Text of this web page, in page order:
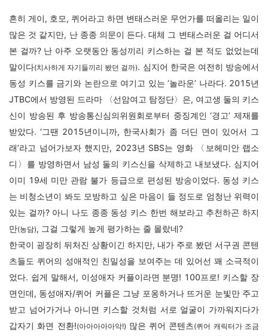
흔히 게이, 호모, 퀴어라고 하면 변태스러운 무언가를 떠올리는 일이
많은 것 같지만, 난 종종 의문이 든다. 대체 그 변태스러운 걸 어디서
본 걸까? 난 아주 오랫동안 동성끼리 키스하는 걸 본 적도 없었는데
말이다(치사하게 자기들끼리 봤던 걸까). 심지어 한국은 여전히 방송에서
동성 키스를 금기와 논란으로 여기고 있는 ‘놀라운’ 나라다. 2015년
JTBC에서 방영된 드라마 〈선암여고 탐정단〉은, 여고생 둘의 키스
신이 방송된 후 방송통신심의위원회로부터 중징계인 ‘경고’ 제재를
받았다. ‘그땐 2015년이니까, 한국사회가 좀 더딘 면이 있어서 그
래’라고 넘어가보자 했지만, 2023년 SBS는 영화 〈보헤미안 랩소
디〉를 방영하면서 남성 둘의 키스신을 삭제하고 내보냈다. 심지어
이미 19세 미만 관람 불가 등급으로 편성된 방송이었다. 동성 키스
는 비청소년이 봐도 모방하고 싶은 마음이 들 정도로 엄청난 위력이
있는 걸까? 아니 나도 종종 동성 키스 한번 해보라고 추천하곤 하지
만(농담), 그걸 그렇게 높게 평가하는 줄 몰랐네?
한국이 굉장히 뒤처진 상황이긴 하지만, 내가 주로 봤던 서구권 콘텐
츠들도 퀴어의 성애적인 친밀성을 보여주는 데 있어선 꽤 소극적이
었다. 쉽게 말해서, 이성애자 커플이라면 분명! 100프로! 키스할 장
면인데, 동성애자/퀴어 커플은 그냥 포옹하거나 뜨거운 눈빛만 주고
받고 넘어가거나 아니면 키스할 것처럼 서로 얼굴이 가까워지다가
갑자기 화면 전환!(아아아아아악!) 많은 퀴어 콘텐츠(퀴어 캐릭터가 조금